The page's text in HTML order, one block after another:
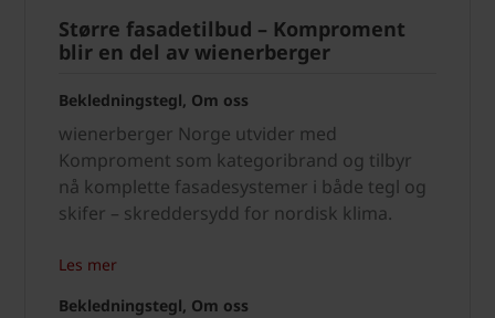
Større fasadetilbud – Komproment
blir en del av wienerberger
Bekledningstegl, Om oss
wienerberger Norge utvider med
Komproment som kategoribrand og tilbyr
nå komplette fasadesystemer i både tegl og
skifer – skreddersydd for nordisk klima.
Les mer
Bekledningstegl, Om oss